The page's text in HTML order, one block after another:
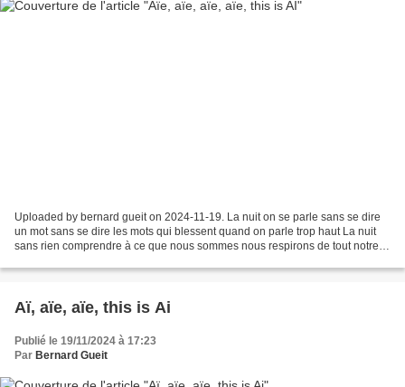
Uploaded by bernard gueit on 2024-11-19. La nuit on se parle sans se dire
un mot sans se dire les mots qui blessent quand on parle trop haut La nuit
sans rien comprendre à ce que nous sommes nous respirons de tout notre
Aï, aïe, aïe, this is Ai
Publié le 19/11/2024 à 17:23
Par Bernard Gueit